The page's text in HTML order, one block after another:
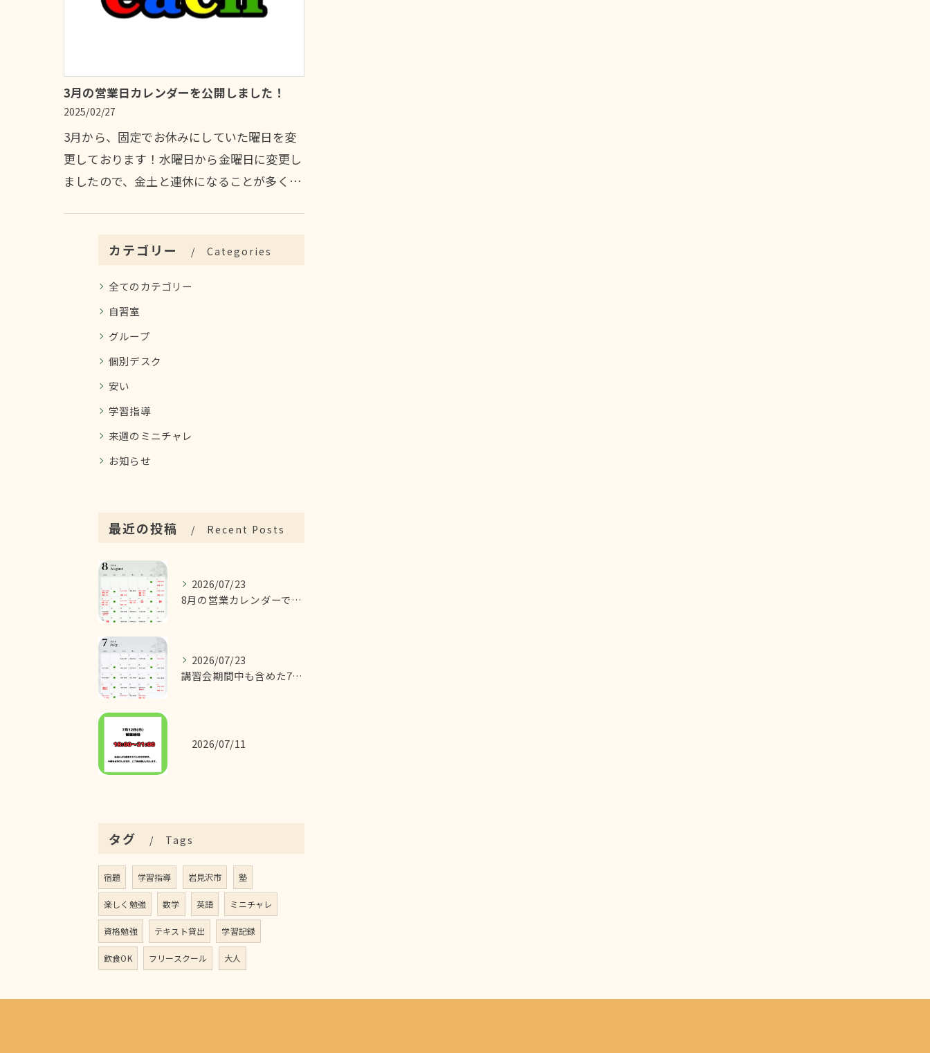
3月の営業日カレンダーを公開しました！
2025/02/27
3月から、固定でお休みにしていた曜日を変
更しております！水曜日から金曜日に変更し
ましたので、金土と連休になることが多くな
カテゴリー Categories
全てのカテゴリー
自習室
グループ
個別デスク
安い
学習指導
来週のミニチャレ
お知らせ
最近の投稿 Recent Posts
2026/07/23
8月の営業カレンダーです！
2026/07/23
講習会期間中も含めた7月の営業カレンダーです！
2026/07/11
タグ Tags
宿題 学習指導 岩見沢市 塾
楽しく勉強 数学 英語 ミニチャレ
資格勉強 テキスト貸出 学習記録
飲食OK フリースクール 大人